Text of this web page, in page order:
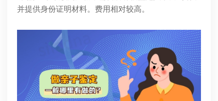
并提供身份证明材料。费用相对较高。